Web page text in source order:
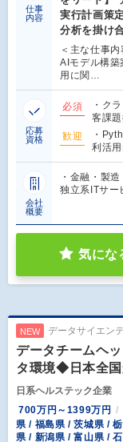
仕事
内容
実行計画策
分析を掛け
＜主な仕事
AIモデル構築
用に関…
応募
資格
必須
・ク
客課
歓迎
・
利活
会社
概要
・金融・製
独立系ITサー
気にな
NEW データサイエン
データチームヘ
タ環境◆日本全国
日系ヘルステック企業
700万円～1399万円
県 / 福島県 / 茨城県 /
県 / 新潟県 / 富山県 /